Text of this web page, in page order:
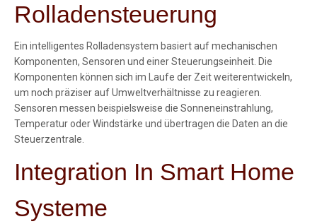
Rolladensteuerung
Ein intelligentes Rolladensystem basiert auf mechanischen
Komponenten, Sensoren und einer Steuerungseinheit. Die
Komponenten können sich im Laufe der Zeit weiterentwickeln,
um noch präziser auf Umweltverhältnisse zu reagieren.
Sensoren messen beispielsweise die Sonneneinstrahlung,
Temperatur oder Windstärke und übertragen die Daten an die
Steuerzentrale.
Integration In Smart Home
Systeme